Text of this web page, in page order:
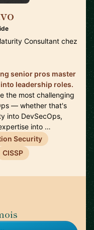
Consultant chez
senior pros master
leadership roles.
the most challenging
— whether that's
into DevSecOps,
into …
Security
CISSP